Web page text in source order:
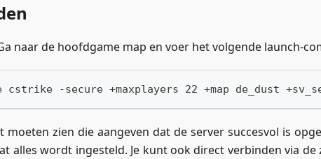
naar de hoofdgame map en voer het volgende launch-
-secure +maxplayers 22 +map de_dust
moeten zien die aangeven dat de server succesvol is
alles wordt ingesteld. Je kunt ook direct verbinden via